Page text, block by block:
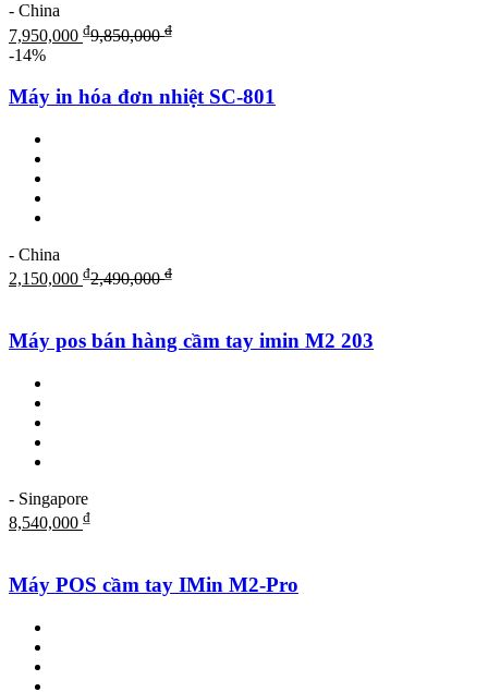
- China
7,950,000 ₫9,850,000₫
-14%
Máy in hóa đơn nhiệt SC-801
- China
2,150,000 ₫2,490,000₫
Máy pos bán hàng cầm tay imin M2 203
- Singapore
8,540,000 ₫
Máy POS cầm tay IMin M2-Pro